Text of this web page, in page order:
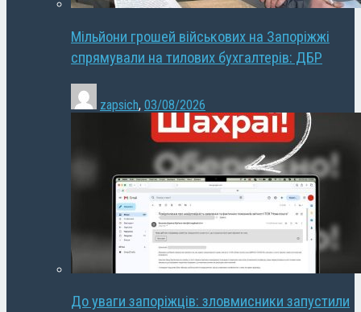
Мільйони грошей військових на Запоріжжі
спрямували на тилових бухгалтерів: ДБР
zapsich, 03/08/2026
До уваги запоріжців: зловмисники запустили